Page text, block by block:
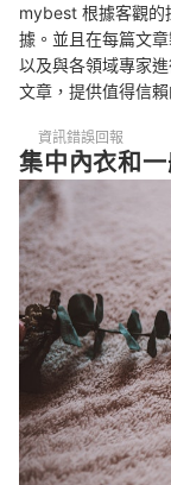
集中內衣 推薦排行榜
選購集中內衣的常見
Q：低脊心內衣的作
Q：集中內衣應該如
其他的內衣選擇
總結
mybest 根據客觀的
據。並且在每篇文
以及與各領域專家
文章，提供值得信賴
資訊錯誤回報
集中內衣和